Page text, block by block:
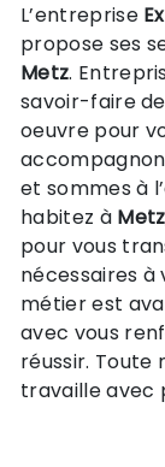
L’entreprise
propose ses
Metz.
savoir-faire
oeuvre pour
et sommes à
habitez à Metz
pour vous
nécessaires
métier est
avec vous
réussir. Toute
travaille avec